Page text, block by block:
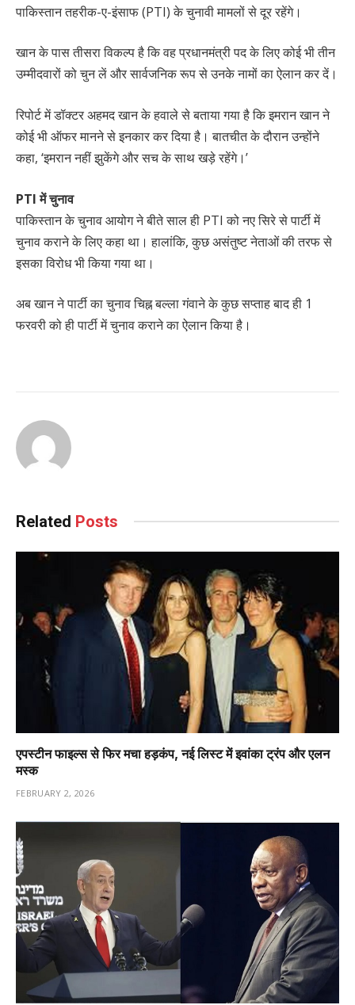
पाकिस्तान तहरीक-ए-इंसाफ (PTI) के चुनावी मामलों से दूर रहेंगे।
खान के पास तीसरा विकल्प है कि वह प्रधानमंत्री पद के लिए कोई भी तीन
उम्मीदवारों को चुन लें और सार्वजनिक रूप से उनके नामों का ऐलान कर दें।
रिपोर्ट में डॉक्टर अहमद खान के हवाले से बताया गया है कि इमरान खान ने
कोई भी ऑफर मानने से इनकार कर दिया है। बातचीत के दौरान उन्होंने
कहा, ‘इमरान नहीं झुकेंगे और सच के साथ खड़े रहेंगे।’
PTI में चुनाव
पाकिस्तान के चुनाव आयोग ने बीते साल ही PTI को नए सिरे से पार्टी में
चुनाव कराने के लिए कहा था। हालांकि, कुछ असंतुष्ट नेताओं की तरफ से
इसका विरोध भी किया गया था।
अब खान ने पार्टी का चुनाव चिह्न बल्ला गंवाने के कुछ सप्ताह बाद ही 1
फरवरी को ही पार्टी में चुनाव कराने का ऐलान किया है।
Related Posts
एपस्टीन फाइल्स से फिर मचा हड़कंप, नई लिस्ट में इवांका ट्रंप और एलन
मस्क
FEBRUARY 2, 2026